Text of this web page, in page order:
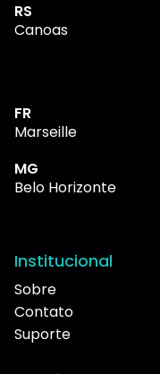
RS
Canoas
FR
Marseille
MG
Belo Horizonte
Institucional
Sobre
Contato
Suporte